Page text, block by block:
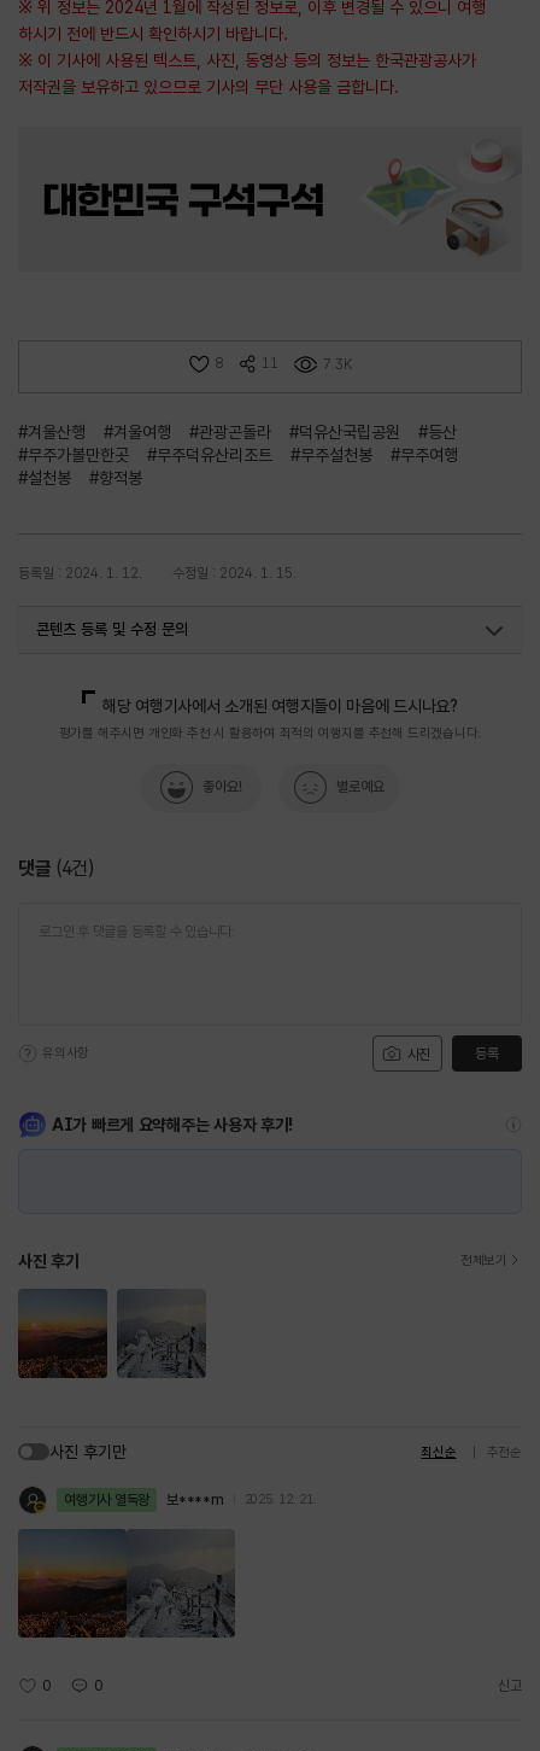
※ 위 정보는 2024년 1월에 작성된 정보로, 이후 변경될 수 있으니 여행
하시기 전에 반드시 확인하시기 바랍니다.
※ 이 기사에 사용된 텍스트, 사진, 동영상 등의 정보는 한국관광공사가
저작권을 보유하고 있으므로 기사의 무단 사용을 금합니다.
8 11 7.3K
#겨울산행 #겨울여행 #관광곤돌라 #덕유산국립공원
#등산
#무주가볼만한곳
#무주덕유산리조트 #무주설천봉
#무주여행
#설천봉
#향적봉
등록일 : 2024. 1. 12. 수정일 : 2024. 1. 15.
콘텐츠 등록 및 수정 문의
해당 여행기사에서 소개된 여행지들이 마음에 드시나요?
평가를 해주시면 개인화 추천 시 활용하여 최적의 여행지를 추천해 드리겠습니다.
좋아요! 별로예요
댓글 (4건)
사진
유의사항 등록
AI가 빠르게 요약해주는 사용자 후기!
사진 후기 전체보기
사진 후기만 최신순 추천순
여행기사 열독왕 보****m 2025. 12. 21.
0 0 신고